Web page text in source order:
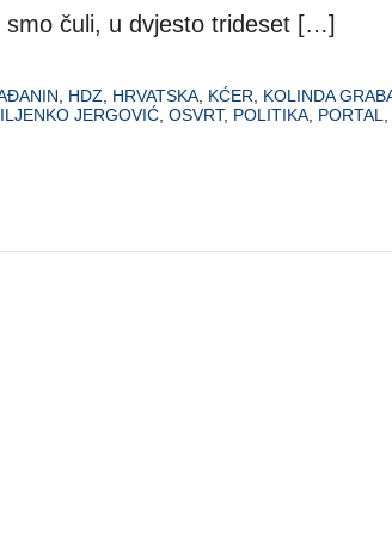
smo čuli, u dvjesto trideset […]
HDZ HRVATSKA KĆER
KOLINDA
JERGOVIĆ OSVRT, POLITIKA PORTAL